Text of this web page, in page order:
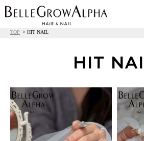
TOP HIT NAIL
HIT